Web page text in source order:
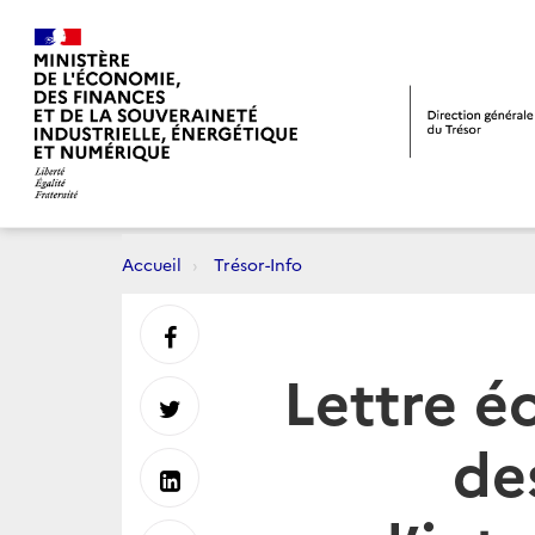
Accueil Trésor-Info
Lettre
Partager
sur
Partager
sur
Partager